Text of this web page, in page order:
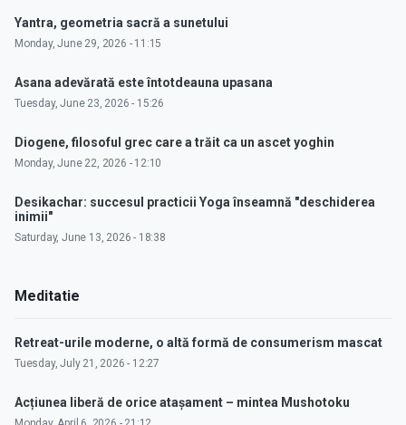
Yantra, geometria sacră a sunetului
Monday, June 29, 2026 - 11:15
Asana adevărată este întotdeauna upasana
Tuesday, June 23, 2026 - 15:26
Diogene, filosoful grec care a trăit ca un ascet yoghin
Monday, June 22, 2026 - 12:10
Desikachar: succesul practicii Yoga înseamnă "deschiderea
inimii"
Saturday, June 13, 2026 - 18:38
Meditatie
Retreat-urile moderne, o altă formă de consumerism mascat
Tuesday, July 21, 2026 - 12:27
Acțiunea liberă de orice atașament – mintea Mushotoku